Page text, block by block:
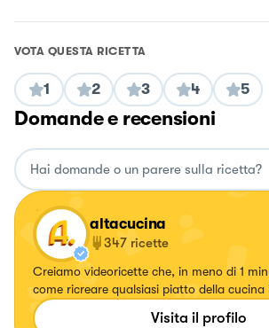
VOTA QUESTA RICETTA
1 2 3 4 5
Domande e recensioni
altacucina
347 ricette
Creiamo videoricette che, in meno di 1
come ricreare qualsiasi piatto della cucina
Visita il profilo